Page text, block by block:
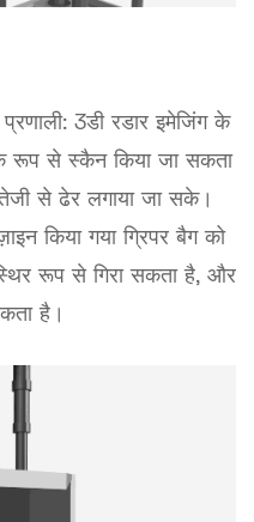
3डी रडार इमेजिंग के
रूप से स्कैन किया जा सकता
से ढेर लगाया जा सके।
किया गया ग्रिपर बैग को
रूप से गिरा सकता है, और
है।